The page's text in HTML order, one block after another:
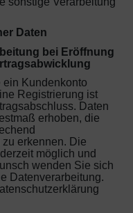
Daten
bei Eröffnung
ein Kundenkonto
Registrierung ist
Daten
erhoben, die
erkennen. Die
möglich und
wenden Sie sich
Datenverarbeitung.